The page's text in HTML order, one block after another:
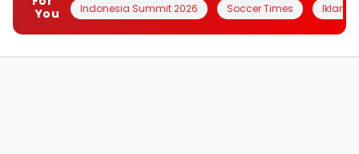
You
Indonesia Summit 2026 Soccer Times Iklanin